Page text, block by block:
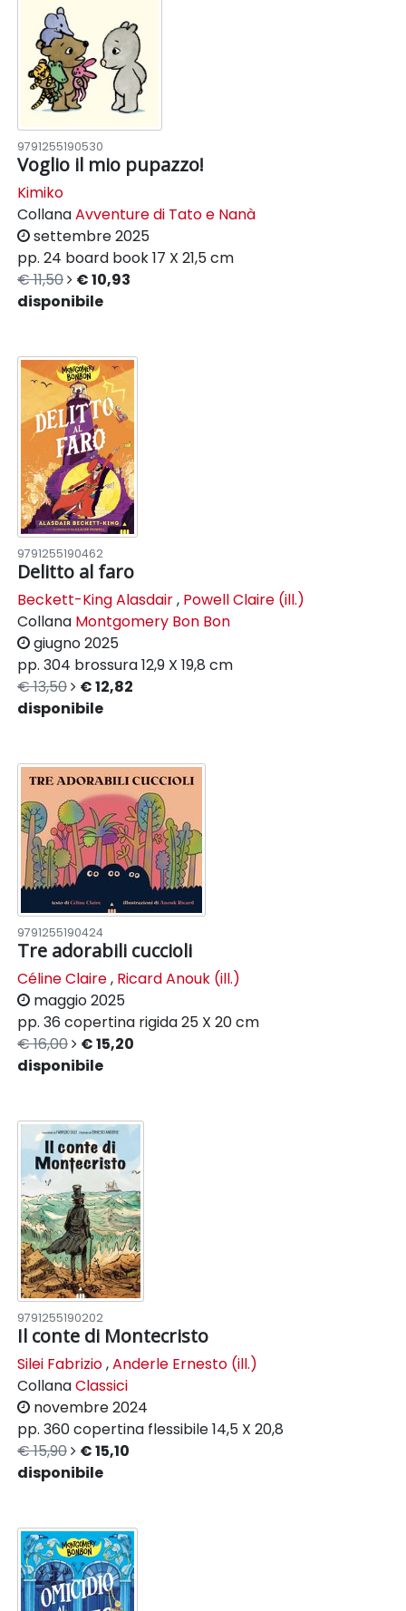
9791255190530
Voglio il mio pupazzo!
Kimiko
CollanaAvventure di Tato e Nanà
settembre 2025
pp. 24 board book17 X 21,5 cm
€ 11,50
€ 10,93
disponibile
9791255190462
Delitto al faro
Beckett-King Alasdair, Powell Claire (ill.)
Collana Montgomery Bon Bon
giugno 2025
pp. 304 brossura12,9 X 19,8 cm
€ 13,50
€ 12,82
disponibile
9791255190424
Tre adorabili cuccioli
Céline Claire, Ricard Anouk (ill.)
maggio 2025
pp. 36 copertina rigida25 X 20 cm
€ 16,00
€ 15,20
disponibile
9791255190202
Il conte di Montecristo
Silei Fabrizio,Anderle Ernesto (ill.)
CollanaClassici
novembre 2024
pp. 360copertina flessibile14,5 X 20,8
€ 15,90
€ 15,10
disponibile